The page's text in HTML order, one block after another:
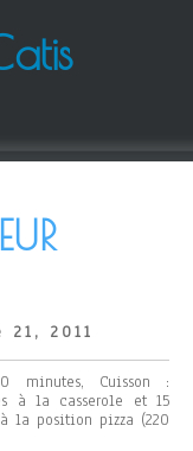
21, 2011
minutes, Cuisson :
à la casserole et 15
la position pizza (220